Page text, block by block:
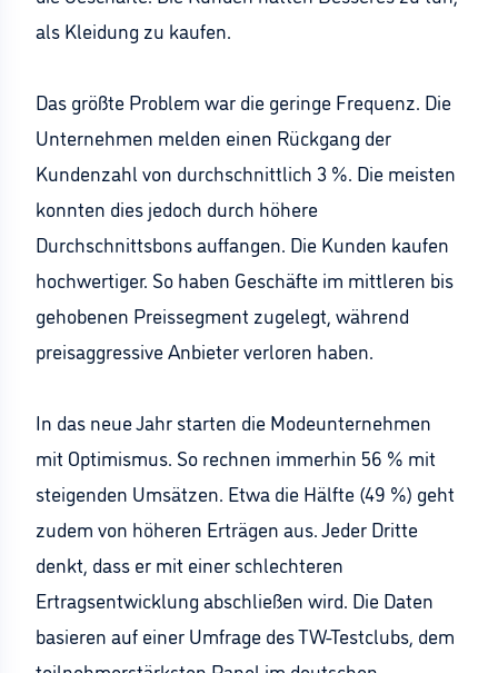
als Kleidung zu kaufen.
Das größte Problem war die geringe Frequenz. Die
Unternehmen melden einen Rückgang der
Kundenzahl von durchschnittlich 3 %. Die meisten
konnten dies jedoch durch höhere
Durchschnittsbons auffangen. Die Kunden kaufen
hochwertiger. So haben Geschäfte im mittleren bis
gehobenen Preissegment zugelegt, während
preisaggressive Anbieter verloren haben.
In das neue Jahr starten die Modeunternehmen
mit Optimismus. So rechnen immerhin 56 % mit
steigenden Umsätzen. Etwa die Hälfte (49 %) geht
zudem von höheren Erträgen aus. Jeder Dritte
denkt, dass er mit einer schlechteren
Ertragsentwicklung abschließen wird. Die Daten
basieren auf einer Umfrage des TW-Testclubs, dem